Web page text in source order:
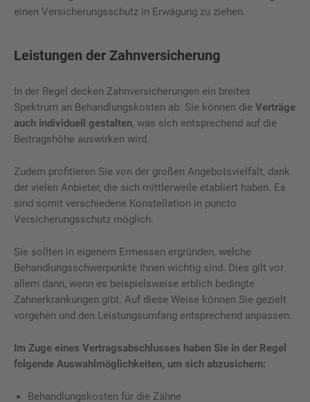
einen Versicherungsschutz in Erwägung zu ziehen.
Leistungen der Zahnversicherung
In der Regel decken Zahnversicherungen ein breites
Spektrum an Behandlungskosten ab. Sie können die Verträge
auch individuell gestalten, was sich entsprechend auf die
Beitragshöhe auswirken wird.
Zudem profitieren Sie von der großen Angebotsvielfalt, dank
der vielen Anbieter, die sich mittlerweile etabliert haben. Es
sind somit verschiedene Konstellation in puncto
Versicherungsschutz möglich.
Sie sollten in eigenem Ermessen ergründen, welche
Behandlungsschwerpunkte Ihnen wichtig sind. Dies gilt vor
allem dann, wenn es beispielsweise erblich bedingte
Zahnerkrankungen gibt. Auf diese Weise können Sie gezielt
vorgehen und den Leistungsumfang entsprechend anpassen.
Im Zuge eines Vertragsabschlusses haben Sie in der Regel
folgende Auswahlmöglichkeiten, um sich abzusichern:
Behandlungskosten für die Zähne